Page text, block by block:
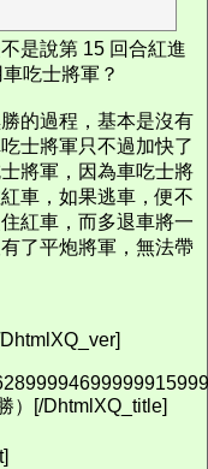
是說第 15 回合紅進
吃士將軍？
的過程，基本是沒有
士將軍只不過加快了
將軍，因為車吃士將
車，如果逃車，便不
紅車，而多退車將一
了平炮將軍，無法帶
）[/DhtmlXQ_title]